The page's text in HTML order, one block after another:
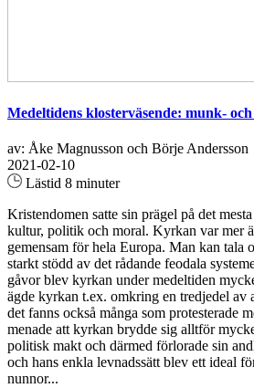
Medeltidens klosterväsende: munk-
av: Åke Magnusson och Börje Andersson
2021-02-10
Lästid 8 minuter
Kristendomen satte sin prägel på det
kultur, politik och moral. Kyrkan var mer
gemensam för hela Europa. Man kan tala
starkt stödd av det rådande feodala
gåvor blev kyrkan under medeltiden
ägde kyrkan t.ex. omkring en tredjedel av
det fanns också många som protesterade
menade att kyrkan brydde sig alltför
politisk makt och därmed förlorade sin
och hans enkla levnadssätt blev ett ideal
nunnor...